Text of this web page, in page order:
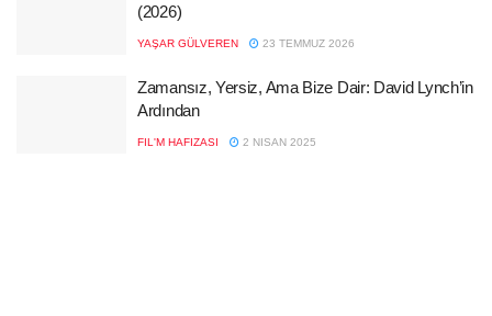
(2026)
YAŞAR GÜLVEREN 23 TEMMUZ 2026
Zamansız, Yersiz, Ama Bize Dair: David Lynch’in
Ardından
FIL'M HAFIZASI 2 NISAN 2025